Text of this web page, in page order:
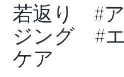
若返り #
ジング #
ケア